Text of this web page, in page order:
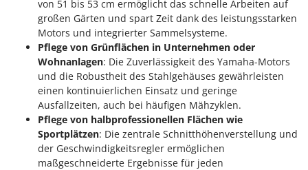
Umfüllpumpen
Umkehrfräsen
Vakuumiergeräte
Vertikutierer
Vogelscheuchen - Vogelabwehr
Wasserpumpen
KAAZ
Karcher
Kasco
Kemper
Kenwood
Keter
KitchenAid
Komo
von 51 bis 53 cm ermöglicht das schnelle Arbeiten auf
großen Gärten und spart Zeit dank des leistungsstarken
Motors und integrierter Sammelsysteme.
Pflege von Grünflächen in Unternehmen oder
Wohnanlagen: Die Zuverlässigkeit des Yamaha-Motors
und die Robustheit des Stahlgehäuses gewährleisten
einen kontinuierlichen Einsatz und geringe
Ausfallzeiten, auch bei häufigen Mähzyklen.
Pflege von halbprofessionellen Flächen wie
Sportplätzen: Die zentrale Schnitthöhenverstellung und
der Geschwindigkeitsregler ermöglichen
maßgeschneiderte Ergebnisse für jeden